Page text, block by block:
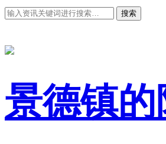
搜索
景德镇